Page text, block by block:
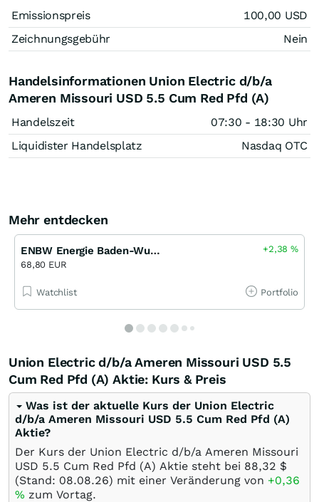
Emissionspreis 100,00 USD
Zeichnungsgebühr
Nein
Handelsinformationen Union Electric d/b/a
Ameren Missouri USD 5.5 Cum Red Pfd (A)
Handelszeit
07:30 - 18:30 Uhr
Liquidister Handelsplatz
Nasdaq OTC
Mehr entdecken
ENBW Energie Baden-Wuerttemberg Akt
68,80 EUR
+2,38%
Watchlist Portfolio
Union Electric d/b/a Ameren Missouri USD 5.5
Cum Red Pfd (A) Aktie: Kurs & Preis
Was ist der aktuelle Kurs der Union Electric
d/b/a Ameren Missouri USD 5.5 Cum Red Pfd (A)
Aktie?
Der Kurs der Union Electric d/b/a Ameren Missouri
USD 5.5 Cum Red Pfd (A) Aktie steht bei 88,32 $
(Stand: 08.08.26) mit einer Veränderung von +0,36
% zum Vortag.